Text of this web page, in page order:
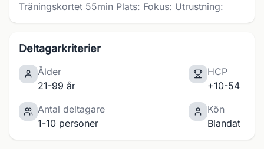
Träningskortet 55min Plats: Fokus: Utrustning:
Deltagarkriterier
Ålder
21-99 år
HCP
+10-54
Antal deltagare
1-10 personer
Kön
Blandat